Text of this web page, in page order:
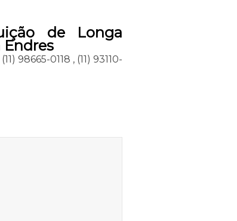
de Longa
Endres
(11) 98665-0118 , (11) 93110-